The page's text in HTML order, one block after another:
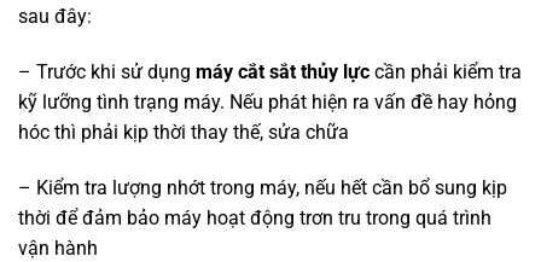
sau đây:
– Trước khi sử dụng máy cắt sắt thủy lực cần phải kiểm tra
kỹ lưỡng tình trạng máy. Nếu phát hiện ra vấn đề hay hỏng
hóc thì phải kịp thời thay thế, sửa chữa
– Kiểm tra lượng nhớt trong máy, nếu hết cần bổ sung kịp
thời để đảm bảo máy hoạt động trơn tru trong quá trình
vận hành